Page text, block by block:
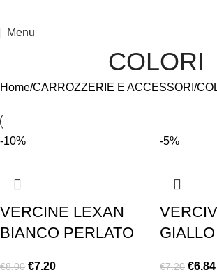
Menu
COLORI
Home CARROZZERIE E ACCESSORI
-10%
VERCINE LEXAN
BIANCO PERLATO
€8.00 €7.20
-5%
€7.20 €6.84